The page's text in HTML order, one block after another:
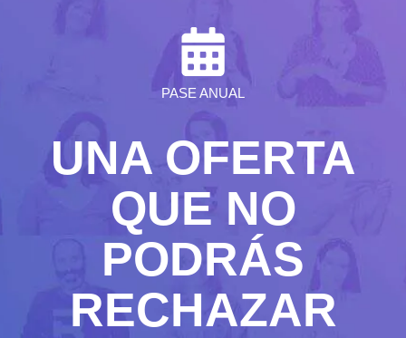
PASE ANUAL
UNA OFERTA
QUE NO
PODRÁS
RECHAZAR